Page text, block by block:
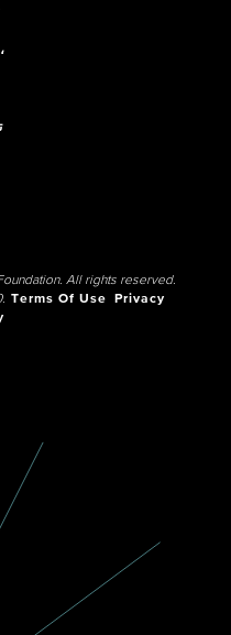
متابعة،
All rights reserved.
Terms Of Use
Privacy